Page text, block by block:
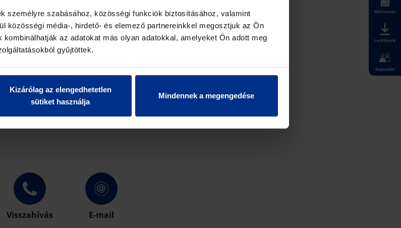
személyre szabásához, közösségi funkciók biztosításához, valamint
közösségi média-, hirdető- és elemező partnereinkkel megosztjuk az Ön
az adatokat más olyan adatokkal, amelyeket Ön adott meg
gyűjtöttek.
Kizárólag az elengedhetetlen
sütiket használja
Mindennek a megengedése
KAPCSOLATBA VELÜNK!
leghamarabb felveszik Önnel a kapcsolatot.
Visszahívás E-mail
Méretezés
Letöltések
Kapcsolat